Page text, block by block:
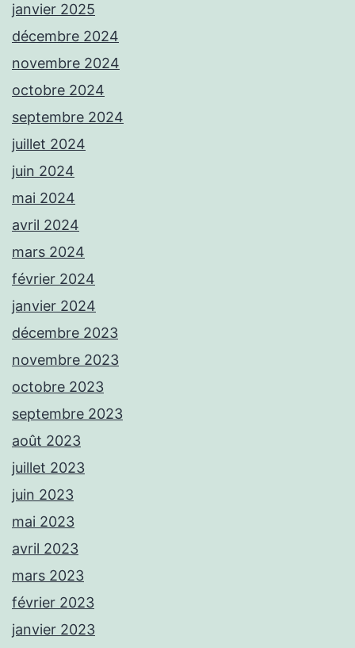
janvier 2025
décembre 2024
novembre 2024
octobre 2024
septembre 2024
juillet 2024
juin 2024
mai 2024
avril 2024
mars 2024
février 2024
janvier 2024
décembre 2023
novembre 2023
octobre 2023
septembre 2023
août 2023
juillet 2023
juin 2023
mai 2023
avril 2023
mars 2023
février 2023
janvier 2023